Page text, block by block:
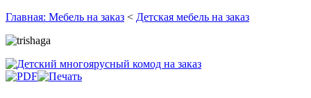
Главная: Мебель на заказ < Детская мебель на заказ